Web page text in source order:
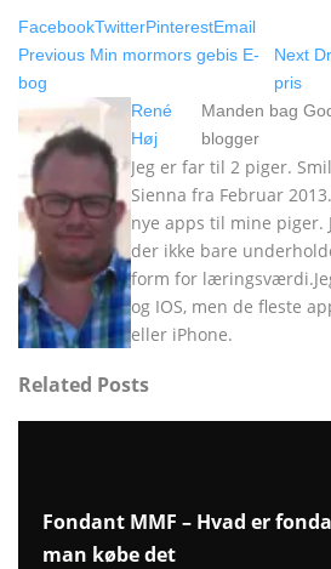
FacebookTwitterPinterestEmail
Previous Min mormors gebis E-
bog
Next
pris
René
Høj
Manden bag
blogger
Jeg er far til 2 piger.
Sienna fra Februar
nye apps til mine piger.
der ikke bare
form for
og IOS, men de fleste
eller iPhone.
Related Posts
Fondant MMF – Hvad er
man købe det